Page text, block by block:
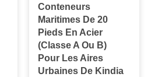
Conteneurs
Maritimes De 20
Pieds En Acier
(classe A Ou B)
Pour Les Aires
Urbaines De Kindia